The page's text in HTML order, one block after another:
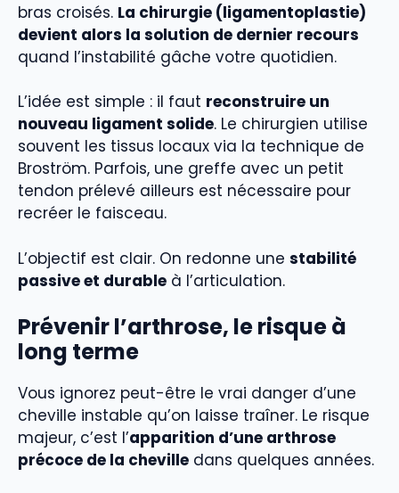
bras croisés. La chirurgie (ligamentoplastie)
devient alors la solution de dernier recours
quand l’instabilité gâche votre quotidien.
L’idée est simple : il faut reconstruire un
nouveau ligament solide. Le chirurgien utilise
souvent les tissus locaux via la technique de
Broström. Parfois, une greffe avec un petit
tendon prélevé ailleurs est nécessaire pour
recréer le faisceau.
L’objectif est clair. On redonne une stabilité
passive et durable à l’articulation.
Prévenir l’arthrose, le risque à
long terme
Vous ignorez peut-être le vrai danger d’une
cheville instable qu’on laisse traîner. Le risque
majeur, c’est l’apparition d’une arthrose
précoce de la cheville dans quelques années.